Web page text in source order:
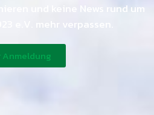
und keine News rund um
e.V. mehr verpassen.
Anmeldung